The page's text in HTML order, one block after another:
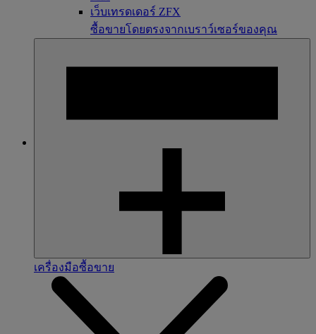
เว็บเทรดเดอร์ ZFX
ซื้อขายโดยตรงจากเบราว์เซอร์ของคุณ
เครื่องมือซื้อขาย